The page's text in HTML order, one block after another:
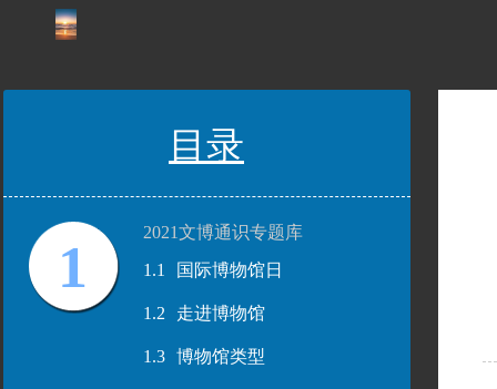
目录
1
2021文博通识专题库
1.1
国际博物馆日
1.2 走进博物馆
1.3 博物馆类型